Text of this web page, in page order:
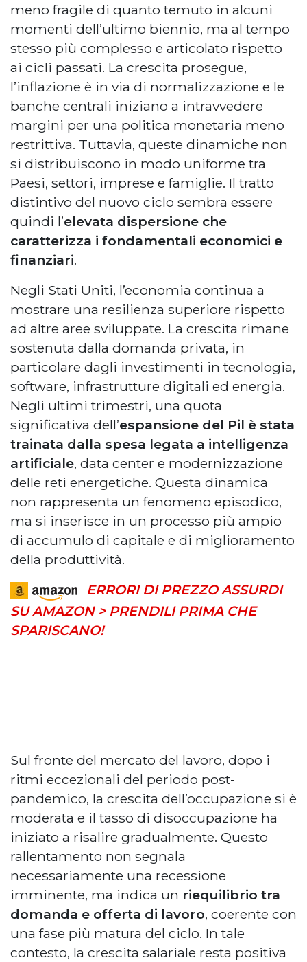
meno fragile di quanto temuto in alcuni
momenti dell’ultimo biennio, ma al tempo
stesso più complesso e articolato rispetto
ai cicli passati. La crescita prosegue,
l’inflazione è in via di normalizzazione e le
banche centrali iniziano a intravvedere
margini per una politica monetaria meno
restrittiva. Tuttavia, queste dinamiche non
si distribuiscono in modo uniforme tra
Paesi, settori, imprese e famiglie. Il tratto
distintivo del nuovo ciclo sembra essere
quindi l’elevata dispersione che
caratterizza i fondamentali economici e
finanziari.
Negli Stati Uniti, l’economia continua a
mostrare una resilienza superiore rispetto
ad altre aree sviluppate. La crescita rimane
sostenuta dalla domanda privata, in
particolare dagli investimenti in tecnologia,
software, infrastrutture digitali ed energia.
Negli ultimi trimestri, una quota
significativa dell’espansione del Pil è stata
trainata dalla spesa legata a intelligenza
artificiale, data center e modernizzazione
delle reti energetiche. Questa dinamica
non rappresenta un fenomeno episodico,
ma si inserisce in un processo più ampio
di accumulo di capitale e di miglioramento
della produttività.
ERRORI DI PREZZO ASSURDI
SU AMAZON > PRENDILI PRIMA CHE
SPARISCANO!
Sul fronte del mercato del lavoro, dopo i
ritmi eccezionali del periodo post-
pandemico, la crescita dell’occupazione si è
moderata e il tasso di disoccupazione ha
iniziato a risalire gradualmente. Questo
rallentamento non segnala
necessariamente una recessione
imminente, ma indica un riequilibrio tra
domanda e offerta di lavoro, coerente con
una fase più matura del ciclo. In tale
contesto, la crescita salariale resta positiva